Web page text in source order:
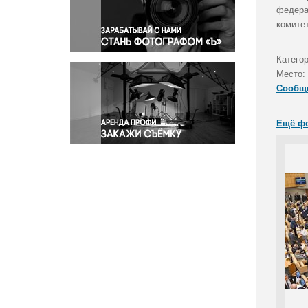
Правосудие
Происшествия и конфликты
Религия
Светская жизнь
Спорт
Экология
Экономика и бизнес
Место:
Ещё